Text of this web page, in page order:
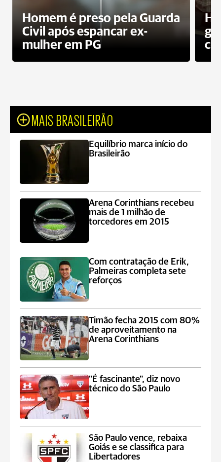
Homem é preso pela Guarda
Civil após espancar ex-
mulher em PG
MAIS BRASILEIRÃO
Equilíbrio marca início do
Brasileirão
Arena Corinthians recebeu
mais de 1 milhão de
torcedores em 2015
Com contratação de Erik,
Palmeiras completa sete
reforços
Timão fecha 2015 com 80%
de aproveitamento na
Arena Corinthians
"É fascinante", diz novo
técnico do São Paulo
São Paulo vence, rebaixa
Goiás e se classifica para
Libertadores